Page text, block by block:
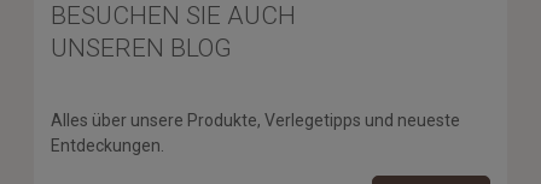
BESUCHEN SIE AUCH
UNSEREN BLOG
Alles über unsere Produkte, Verlegetipps und neueste
Entdeckungen.